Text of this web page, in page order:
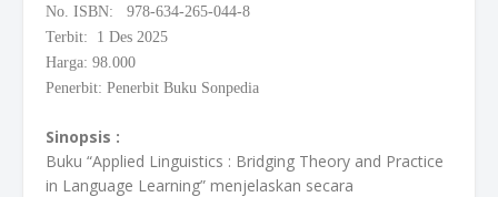
No. ISBN: 978-634-265-044-8
Terbit: 1 Des 2025
Harga: 98.000
Penerbit: Penerbit Buku Sonpedia
Sinopsis :
Buku “Applied Linguistics : Bridging Theory and Practice
in Language Learning” menjelaskan secara